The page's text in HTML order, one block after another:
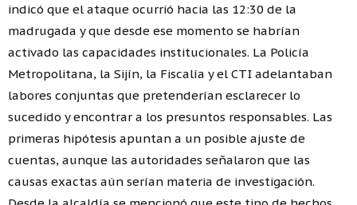
indicó que el ataque ocurrió hacia las 12:30 de la
madrugada y que desde ese momento se habrían
activado las capacidades institucionales. La Policía
Metropolitana, la Sijín, la Fiscalía y el CTI adelantaban
labores conjuntas que pretenderían esclarecer lo
sucedido y encontrar a los presuntos responsables. Las
primeras hipótesis apuntan a un posible ajuste de
cuentas, aunque las autoridades señalaron que las
causas exactas aún serían materia de investigación.